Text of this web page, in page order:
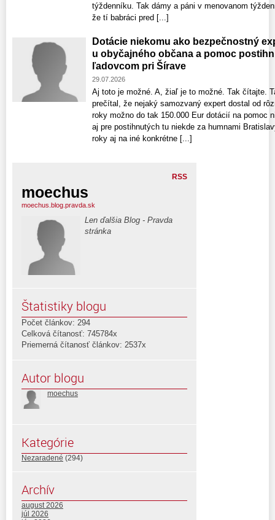
týždenníku. Tak dámy a páni v menovanom
že tí babráci pred [...]
Dotácie niekomu ako bezpečnostný
u obyčajného občana a pomoc
ľadovcom pri Šírave
29.07.2026
Aj toto je možné. A, žiaľ je to možné. Tak čítajte.
prečítal, že nejaký samozvaný expert dostal od
roky možno do tak 150.000 Eur dotácií na pomoc
aj pre postihnutých tu niekde za humnami
roky aj na iné konkrétne [...]
RSS
moechus
moechus.blog.pravda.sk
Len ďalšia Blog - Pravda
stránka
Štatistiky blogu
Počet článkov: 294
Celková čítanosť: 745784x
Priemerná čítanosť článkov: 2537x
Autor blogu
moechus
Kategórie
Nezaradené (294)
Archív
august 2026
júl 2026